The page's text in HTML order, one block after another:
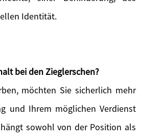
Identität.
bei den Zieglerschen?
möchten Sie sicherlich mehr
und Ihrem möglichen Verdienst
sowohl von der Position als